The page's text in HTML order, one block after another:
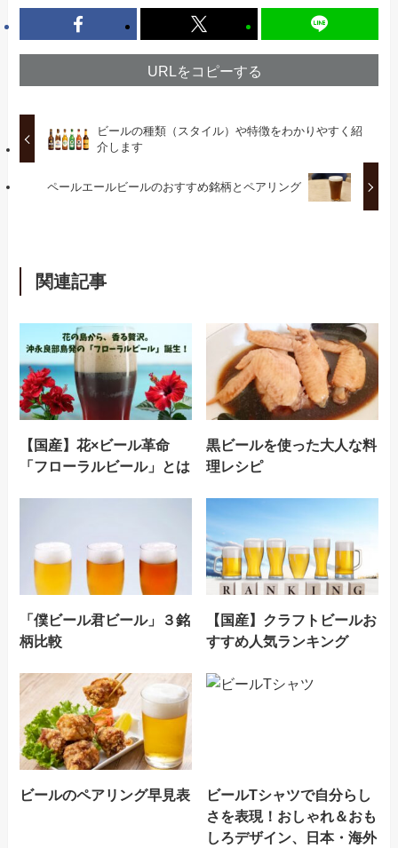
URLをコピーする
ビールの種類（スタイル）や特徴をわかりやすく紹
介します
ペールエールビールのおすすめ銘柄とペアリング
関連記事
【国産】花×ビール革命
「フローラルビール」とは
黒ビールを使った大人な料
理レシピ
「僕ビール君ビール」３銘
柄比較
【国産】クラフトビールお
すすめ人気ランキング
ビールのペアリング早見表
ビールTシャツで自分らし
さを表現！おしゃれ＆おも
しろデザイン、日本・海外